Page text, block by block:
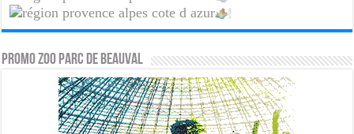
PROMO ZOO PARC DE BEAUVAL